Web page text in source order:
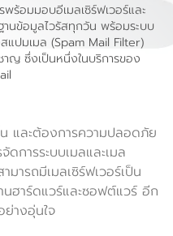
ร้อมมอบอีเมลเซิร์ฟเวอร์และ
นข้อมูลไวรัสทุกวัน พร้อมระบบ
แปมเมล (Spam Mail Filter)
าญ ซึ่งเป็นหนึ่งในบริการของ
และต้องการความปลอดภัย
ดการระบบเมลและเมล
ารถมีเมลเซิร์ฟเวอร์เป็น
ฮาร์ดแวร์และซอฟต์แวร์ อีก
ย่างอุ่นใจ